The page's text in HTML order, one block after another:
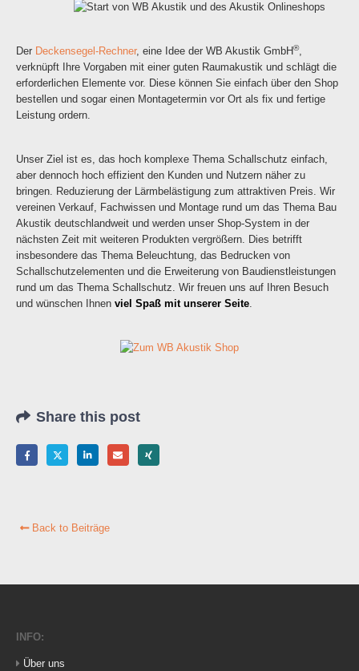
Der Deckensegel-Rechner, eine Idee der WB Akustik GmbH®,
verknüpft Ihre Vorgaben mit einer guten Raumakustik und schlägt die
erforderlichen Elemente vor. Diese können Sie einfach über den Shop
bestellen und sogar einen Montagetermin vor Ort als fix und fertige
Leistung ordern.
Unser Ziel ist es, das hoch komplexe Thema Schallschutz einfach,
aber dennoch hoch effizient den Kunden und Nutzern näher zu
bringen. Reduzierung der Lärmbelästigung zum attraktiven Preis. Wir
vereinen Verkauf, Fachwissen und Montage rund um das Thema Bau
Akustik deutschlandweit und werden unser Shop-System in der
nächsten Zeit mit weiteren Produkten vergrößern. Dies betrifft
insbesondere das Thema Beleuchtung, das Bedrucken von
Schallschutzelementen und die Erweiterung von Baudienstleistungen
rund um das Thema Schallschutz. Wir freuen uns auf Ihren Besuch
und wünschen Ihnen viel Spaß mit unserer Seite
Share this post
Back to Beiträge
INFO:
Über uns